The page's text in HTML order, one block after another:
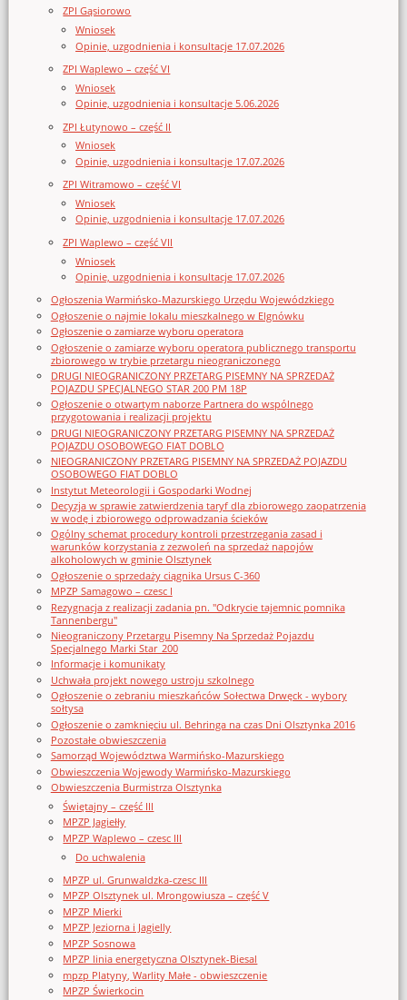
ZPI Gąsiorowo
Wniosek
Opinie, uzgodnienia i konsultacje 17.07.2026
ZPI Waplewo – część VI
Wniosek
Opinie, uzgodnienia i konsultacje 5.06.2026
ZPI Łutynowo – część II
Wniosek
Opinie, uzgodnienia i konsultacje 17.07.2026
ZPI Witramowo – część VI
Wniosek
Opinie, uzgodnienia i konsultacje 17.07.2026
ZPI Waplewo – część VII
Wniosek
Opinie, uzgodnienia i konsultacje 17.07.2026
Ogłoszenia Warmińsko-Mazurskiego Urzędu Wojewódzkiego
Ogłoszenie o najmie lokalu mieszkalnego w Elgnówku
Ogłoszenie o zamiarze wyboru operatora
Ogłoszenie o zamiarze wyboru operatora publicznego transportu
zbiorowego w trybie przetargu nieograniczonego
DRUGI NIEOGRANICZONY PRZETARG PISEMNY NA SPRZEDAŻ
POJAZDU SPECJALNEGO STAR 200 PM 18P
Ogłoszenie o otwartym naborze Partnera do wspólnego
przygotowania i realizacji projektu
DRUGI NIEOGRANICZONY PRZETARG PISEMNY NA SPRZEDAŻ
POJAZDU OSOBOWEGO FIAT DOBLO
NIEOGRANICZONY PRZETARG PISEMNY NA SPRZEDAŻ POJAZDU
OSOBOWEGO FIAT DOBLO
Instytut Meteorologii i Gospodarki Wodnej
Decyzja w sprawie zatwierdzenia taryf dla zbiorowego zaopatrzenia
w wodę i zbiorowego odprowadzania ścieków
Ogólny schemat procedury kontroli przestrzegania zasad i
warunków korzystania z zezwoleń na sprzedaż napojów
alkoholowych w gminie Olsztynek
Ogłoszenie o sprzedaży ciągnika Ursus C-360
MPZP Samagowo – czesc I
Rezygnacja z realizacji zadania pn. "Odkrycie tajemnic pomnika
Tannenbergu"
Nieograniczony Przetargu Pisemny Na Sprzedaż Pojazdu
Specjalnego Marki Star_200
Informacje i komunikaty
Uchwała projekt nowego ustroju szkolnego
Ogłoszenie o zebraniu mieszkańców Sołectwa Drwęck - wybory
sołtysa
Ogłoszenie o zamknięciu ul. Behringa na czas Dni Olsztynka 2016
Pozostałe obwieszczenia
Samorząd Województwa Warmińsko-Mazurskiego
Obwieszczenia Wojewody Warmińsko-Mazurskiego
Obwieszczenia Burmistrza Olsztynka
Świętajny – część III
MPZP Jagiełły
MPZP Waplewo – czesc III
Do uchwalenia
MPZP ul. Grunwaldzka-czesc III
MPZP Olsztynek ul. Mrongowiusza – część V
MPZP Mierki
MPZP Jeziorna i Jagielly
MPZP Sosnowa
MPZP linia energetyczna Olsztynek-Biesal
mpzp Platyny, Warlity Małe - obwieszczenie
MPZP Świerkocin